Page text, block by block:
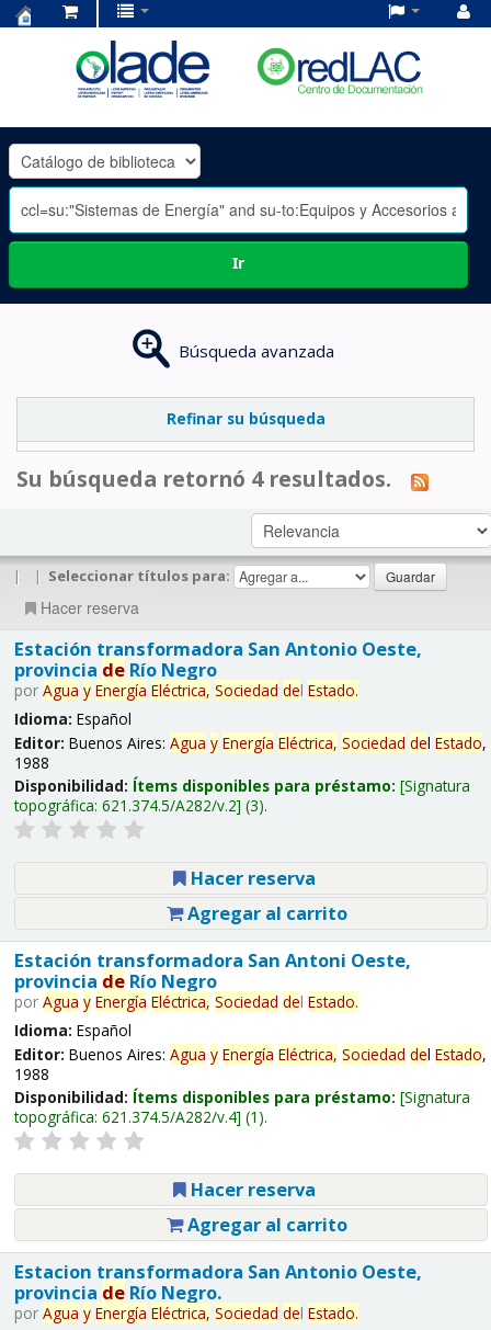
OLADE
-
Ir
Búsqueda avanzada
Refinar su búsqueda
Su búsqueda retornó 4 resultados.
| | Seleccionar títulos para:
Hacer reserva
Estación transformadora San Antonio Oeste,
provincia deRío Negro
por Agua y Energía Eléctrica, Sociedad del Estado.
Idioma: Español
Editor: Buenos Aires: Agua y Energía Eléctrica, Sociedad del Estado,
1988
Disponibilidad: Ítems disponibles para préstamo: Signatura
topográfica: 621.374.5/A282/v.2 (3).
Hacer reserva
Agregar al carrito
Estación transformadora San Antoni Oeste,
provincia deRío Negro
por Agua y Energía Eléctrica, Sociedad del Estado.
Idioma: Español
Editor: Buenos Aires: Agua y Energía Eléctrica, Sociedad del Estado,
1988
Disponibilidad: Ítems disponibles para préstamo: Signatura
topográfica: 621.374.5/A282/v.4 (1).
Hacer reserva
Agregar al carrito
Estacion transformadora San Antonio Oeste,
provincia deRío Negro.
por Agua y Energía Eléctrica, Sociedad del Estado.